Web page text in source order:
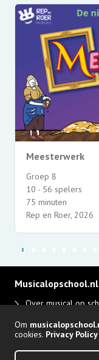
Meesterwerk
Groep 8
10 - 56 spelers
75 minuten
Rep en Roer, 2026
Om
cookies. Privacy Policy
Musicalopschool.nl
Over musical op
Adverteren